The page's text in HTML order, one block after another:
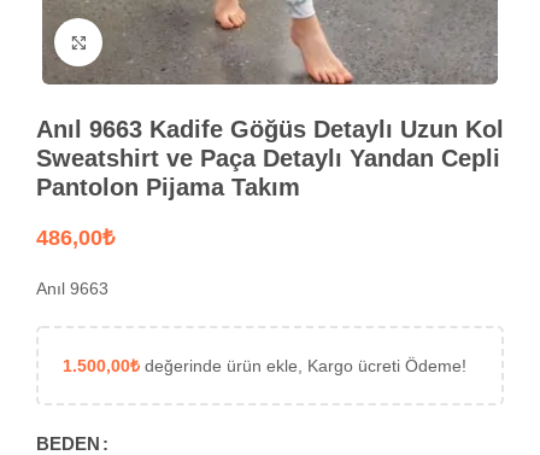
Büyütmek için tıklayın
Anıl 9663 Kadife Göğüs Detaylı Uzun Kol
Sweatshirt ve Paça Detaylı Yandan Cepli
Pantolon Pijama Takım
₺
Anıl 9663
1.500,00₺ değerinde ürün ekle, Kargo ücreti Ödeme!
BEDEN